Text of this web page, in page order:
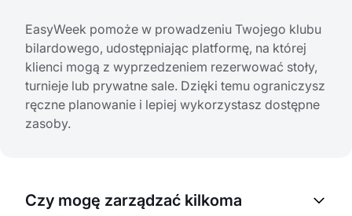
EasyWeek pomoże w prowadzeniu Twojego klubu
bilardowego, udostępniając platformę, na której
klienci mogą z wyprzedzeniem rezerwować stoły,
turnieje lub prywatne sale. Dzięki temu ograniczysz
ręczne planowanie i lepiej wykorzystasz dostępne
zasoby.
Czy mogę zarządzać kilkoma